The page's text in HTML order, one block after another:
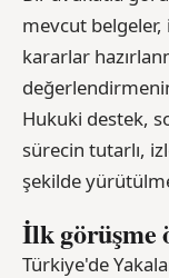
mevcut belgeler,
kararlar
Hukuki destek,
sürecin tutarlı,
şekilde
İlk görüşme
Türkiye'de